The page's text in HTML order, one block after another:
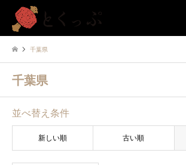
千葉県
千葉県
並べ替え条件
新しい順 古い順